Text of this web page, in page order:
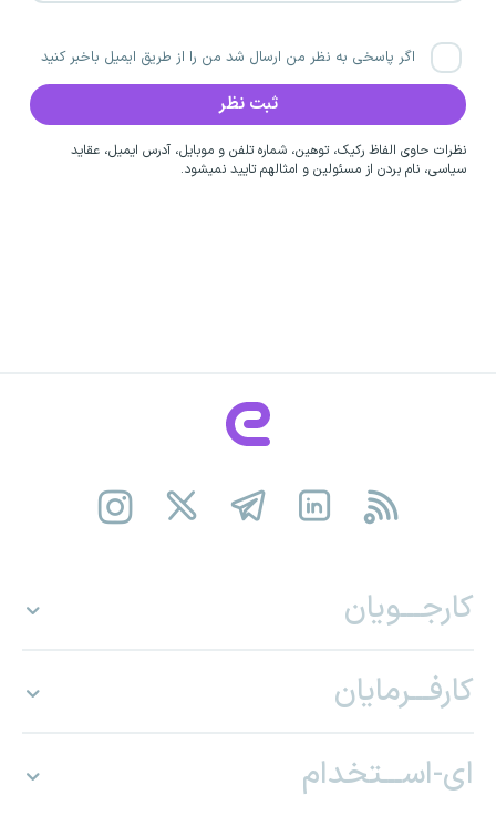
اگر پاسخی به نظر من ارسال شد من را از طریق ایمیل باخبر کنید
نظرات حاوی الفاظ رکیک، توهین، شماره تلفن و موبایل، آدرس ایمیل، عقاید
سیاسی، نام بردن از مسئولین و امثالهم تایید نمیشود.
کارجـــویان
کارفـــرمایان
ای-اســـتخدام